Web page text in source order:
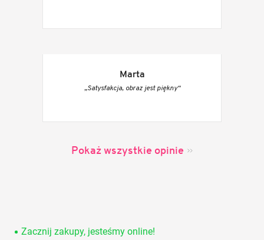
Marta
„Satysfakcja, obraz jest piękny“
Pokaż wszystkie opinie
Zacznij zakupy, jesteśmy online!